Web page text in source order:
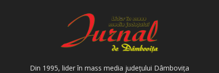
Din 1995, lider în mass media judeţului Dâmboviţa